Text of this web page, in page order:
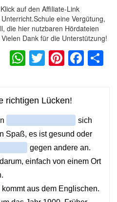
auf den Affiliate-Link
eine Vergütung,
die hier nutzbaren Hördateien
Dank für die Unterstützung!
WhatsApp
Twitter